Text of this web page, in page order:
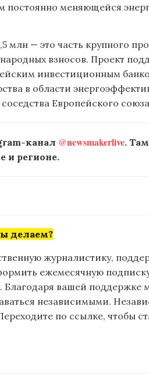
постоянно меняющейся
млн — это часть крупного
взносов. Проект
инвестиционным
в области
Европейского союза
канал @newsmakerlive.
и регионе.
делаем?
журналистику,
ежемесячную
вашей
независимыми.
по ссылке, чтобы